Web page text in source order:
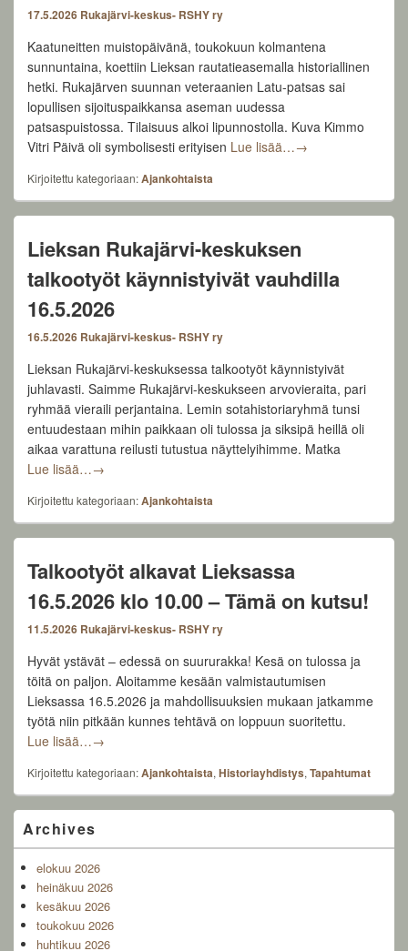
17.5.2026 Rukajärvi-keskus- RSHY ry
Kaatuneitten muistopäivänä, toukokuun kolmantena
sunnuntaina, koettiin Lieksan rautatieasemalla historiallinen
hetki. Rukajärven suunnan veteraanien Latu-patsas sai
lopullisen sijoituspaikkansa aseman uudessa
patsaspuistossa. Tilaisuus alkoi lipunnostolla. Kuva Kimmo
Vitri Päivä oli symbolisesti erityisen Lue lisää…Latu-patsas on
→
Kirjoitettu kategoriaan:Ajankohtaista
Lieksan Rukajärvi-keskuksen
talkootyöt käynnistyivät vauhdilla
16.5.2026
16.5.2026 Rukajärvi-keskus- RSHY ry
Lieksan Rukajärvi-keskuksessa talkootyöt käynnistyivät
juhlavasti. Saimme Rukajärvi-keskukseen arvovieraita, pari
ryhmää vieraili perjantaina. Lemin sotahistoriaryhmä tunsi
entuudestaan mihin paikkaan oli tulossa ja siksipä heillä oli
aikaa varattuna reilusti tutustua näyttelyihimme. Matka
Lue lisää…Lieksan Rukajärvi-keskuksen talkootyöt käynnistyivät
→
Kirjoitettu kategoriaan:Ajankohtaista
Talkootyöt alkavat Lieksassa
16.5.2026 klo 10.00 – Tämä on kutsu!
11.5.2026 Rukajärvi-keskus- RSHY ry
Hyvät ystävät – edessä on suururakka! Kesä on tulossa ja
töitä on paljon. Aloitamme kesään valmistautumisen
Lieksassa 16.5.2026 ja mahdollisuuksien mukaan jatkamme
työtä niin pitkään kunnes tehtävä on loppuun suoritettu.
Lue lisää…Talkootyöt alkavat Lieksassa 16.5.2026 klo 10.00 –
→
Kirjoitettu kategoriaan:Ajankohtaista, Historiayhdistys, Tapahtumat
Primary
Sidebar
Area
Archives
elokuu 2026
heinäkuu 2026
kesäkuu 2026
toukokuu 2026
huhtikuu 2026